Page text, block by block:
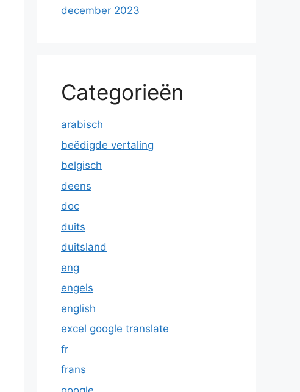
december 2023
Categorieën
arabisch
beëdigde vertaling
belgisch
deens
doc
duits
duitsland
eng
engels
english
excel google translate
fr
frans